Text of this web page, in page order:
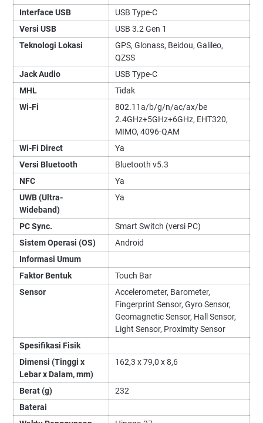
Interface USB
USB Type-C
Versi USB
USB 3.2 Gen 1
Teknologi Lokasi
GPS, Glonass, Beidou, Galileo,
QZSS
Jack Audio
USB Type-C
MHL
Tidak
Wi-Fi
802.11a/b/g/n/ac/ax/be
2.4GHz+5GHz+6GHz, EHT320,
MIMO, 4096-QAM
Wi-Fi Direct
Ya
Versi Bluetooth
Bluetooth v5.3
NFC
Ya
UWB (Ultra-
Wideband)
Ya
PC Sync.
Smart Switch (versi PC)
Sistem Operasi (OS)
Android
Informasi Umum
Faktor Bentuk
Touch Bar
Sensor
Accelerometer, Barometer,
Fingerprint Sensor, Gyro Sensor,
Geomagnetic Sensor, Hall Sensor,
Light Sensor, Proximity Sensor
Spesifikasi Fisik
Dimensi (Tinggi x
Lebar x Dalam, mm)
162,3 x 79,0 x 8,6
Berat (g)
232
Baterai